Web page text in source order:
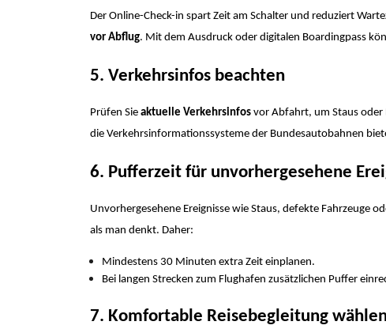
Der Online-Check-in spart Zeit am Schalter und reduziert
vor Abflug. Mit dem Ausdruck oder digitalen Boardingpass
5. Verkehrsinfos beachten
Prüfen Sie aktuelle Verkehrsinfos vor Abfahrt, um Staus oder
die Verkehrsinformationssysteme der Bundesautobahnen
6. Pufferzeit für unvorhergesehene
Unvorhergesehene Ereignisse wie Staus, defekte Fahrzeuge
als man denkt. Daher:
Mindestens 30 Minuten extra Zeit einplanen.
Bei langen Strecken zum Flughafen zusätzlichen Puffer
7. Komfortable Reisebegleitung